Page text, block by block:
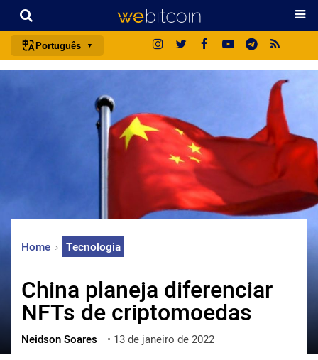
Português
русский
العربية
ไทย
ქართული
Home Tecnologia
China planeja diferenciar
NFTs de criptomoedas
Neidson Soares • 13 de janeiro de 2022